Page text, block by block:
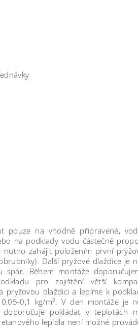
pouze na vhodně připravené,
na podklady vodu částečně
zahájit položením první
Další pryžové dlaždice je
spár. Během montáže
pro zajištění větší
pryžovou dlaždici a lepíme k
0,1 kg/m2. V den montáže je
doporučuje pokládat v teplotách
lepidla není možné